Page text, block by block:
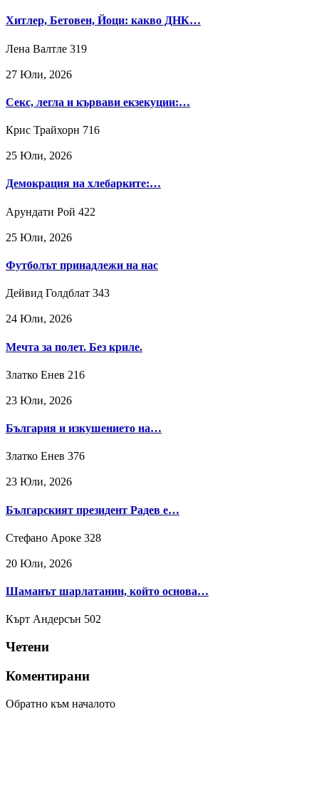
Хитлер, Бетовен, Йоци: какво ДНК…
Лена Валтле 319
27 Юли, 2026
Секс, легла и кървави екзекуции:…
Крис Трайхорн 716
25 Юли, 2026
Демокрация на хлебарките:…
Арундати Рой 422
25 Юли, 2026
Футболът принадлежи на нас
Дейвид Голдблат 343
24 Юли, 2026
Мечта за полет. Без криле.
Златко Енев 216
23 Юли, 2026
България и изкушението на…
Златко Енев 376
23 Юли, 2026
Българският президент Радев е…
Стефано Ароке 328
20 Юли, 2026
Шаманът шарлатанин, който основа…
Кърт Андерсън 502
Четени
Коментирани
Обратно към началото